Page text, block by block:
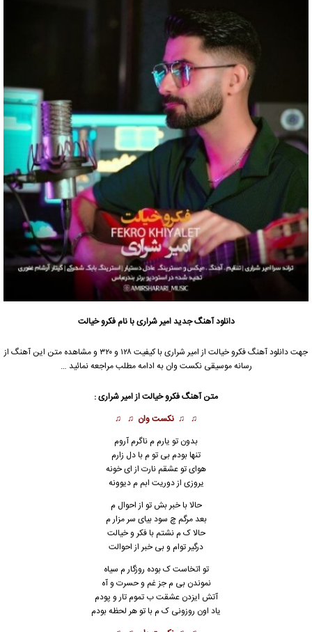
دانلود آهنگ جدیدامیر شراری با نام فکرو خیالت
جهت دانلود آهنگ فکرو خیالت از امیر شراری با کیفیت ۱۲۸ و ۳۲۰ و مشاهده متن این آهنگ از
رسانه موسیقی نکست وان به ادامه مطلب مراجعه نمائید …
متن آهنگ فکرو خیالت از امیر شراری :
♫ ♫ نکست وان ♫ ♫
بدون تو یارم م ناگرم آروم
تنها بودم بی تو م با دل زارم
هوای تو عشقم نارت از ای خونه
یروزی از دوریت ابم م دیوونه
حالا با خبر بش تو از احوال م
بعد مرگم چ سود بیای سر مزار م
حالا ک م نشتم با فکر و خیالت
درگیر توام و بی خبر از احوالت
تو اتخاست ک بوده روزگار م سیاه
نموندن بی م جز غم و حسرت و آه
آتش ایزدن عشقت ب تموم تار و پودم
یاد اون روزونی ک م با تو هر لحظه بودم